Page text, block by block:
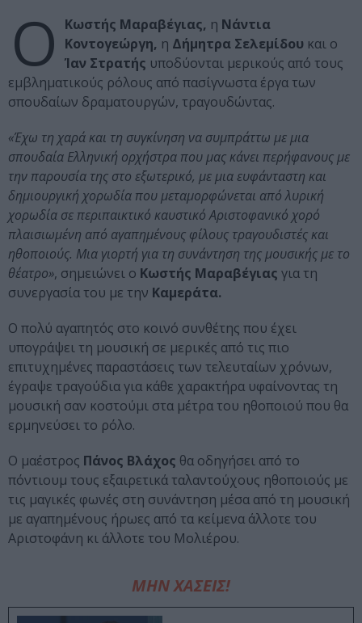
Ο Κωστής Μαραβέγιας, η Νάντια
Κοντογεώργη, η Δήμητρα Σελεμίδου και ο
Ίαν Στρατής υποδύονται μερικούς από τους
εμβληματικούς ρόλους από πασίγνωστα έργα των
σπουδαίων δραματουργών, τραγουδώντας.
«Έχω τη χαρά και τη συγκίνηση να συμπράττω με μια
σπουδαία Ελληνική ορχήστρα που μας κάνει περήφανους με
την παρουσία της στο εξωτερικό, με μια ευφάνταστη και
δημιουργική χορωδία που μεταμορφώνεται από λυρική
χορωδία σε περιπαικτικό καυστικό Αριστοφανικό χορό
πλαισιωμένη από αγαπημένους φίλους τραγουδιστές και
ηθοποιούς. Μια γιορτή για τη συνάντηση της μουσικής με το
θέατρο», σημειώνει ο Κωστής Μαραβέγιας για τη
συνεργασία του με την Καμεράτα.
Ο πολύ αγαπητός στο κοινό συνθέτης που έχει
υπογράψει τη μουσική σε μερικές από τις πιο
επιτυχημένες παραστάσεις των τελευταίων χρόνων,
έγραψε τραγούδια για κάθε χαρακτήρα υφαίνοντας τη
μουσική σαν κοστούμι στα μέτρα του ηθοποιού που θα
ερμηνεύσει το ρόλο.
Ο μαέστρος Πάνος Βλάχος θα οδηγήσει από το
πόντιουμ τους εξαιρετικά ταλαντούχους ηθοποιούς με
τις μαγικές φωνές στη συνάντηση μέσα από τη μουσική
με αγαπημένους ήρωες από τα κείμενα άλλοτε του
Αριστοφάνη κι άλλοτε του Μολιέρου.
ΜΗΝ ΧΑΣΕΙΣ!